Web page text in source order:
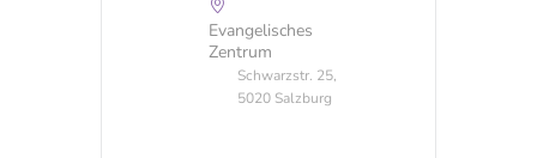
Evangelisches
Zentrum
Schwarzstr. 25,
5020 Salzburg